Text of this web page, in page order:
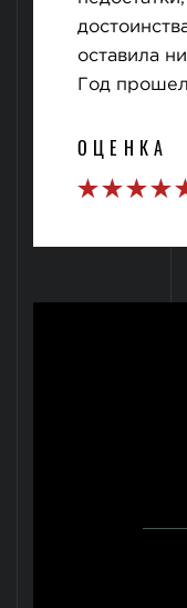
оставила
Год
ОЦЕНКА